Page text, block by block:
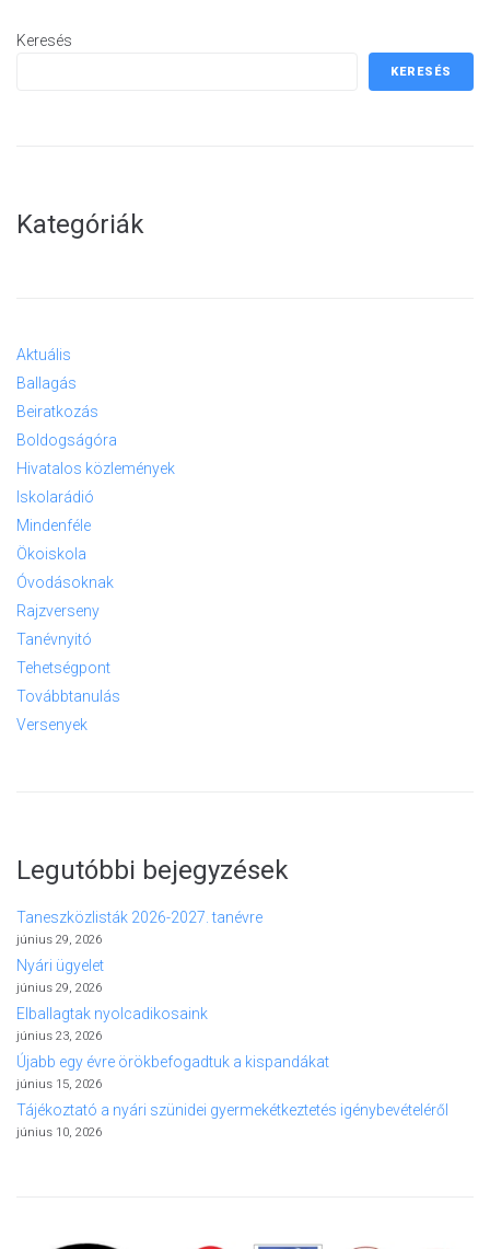
Keresés
KERESÉS
Kategóriák
Aktuális
Ballagás
Beiratkozás
Boldogságóra
Hivatalos közlemények
Iskolarádió
Mindenféle
Ökoiskola
Óvodásoknak
Rajzverseny
Tanévnyitó
Tehetségpont
Továbbtanulás
Versenyek
Legutóbbi bejegyzések
Taneszközlisták 2026-2027. tanévre
június 29, 2026
Nyári ügyelet
június 29, 2026
Elballagtak nyolcadikosaink
június 23, 2026
Újabb egy évre örökbefogadtuk a kispandákat
június 15, 2026
Tájékoztató a nyári szünidei gyermekétkeztetés igénybevételéről
június 10, 2026